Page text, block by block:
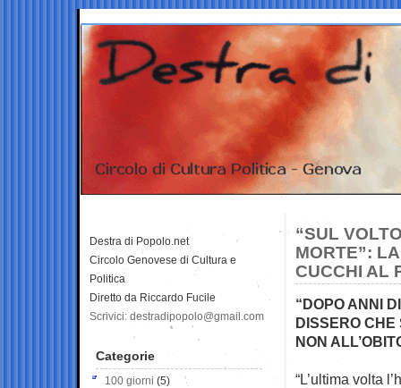
“SUL
MORTE”:
CUCCHI AL
“DOPO ANNI
DISSERO CHE
NON
“L’ultima volta
Destra di Popolo.net
Circolo Genovese di Cultura e
Politica
Diretto da Riccardo Fucile
Scrivici: destradipopolo@gmail.com
Categorie
100 giorni (5)